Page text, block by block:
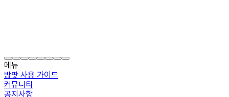
메뉴
방팟 사용 가이드
커뮤니티
공지사항